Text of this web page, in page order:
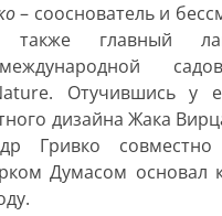
– сооснователь и
главный
Отучившись у
дизайна Жака
Гривко
Думасом основал